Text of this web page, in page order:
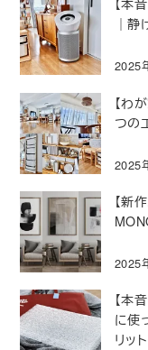
【本
｜
2025
【わ
つの
2025
【新
2025
【本
に使
リッ